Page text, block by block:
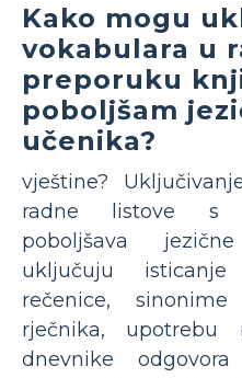
Kako mogu
vokabulara u
preporuku
poboljšam
učenika?
vještine?
radne listove s
poboljšava
uključuju
rečenice,
rječnika, upotrebu
dnevnike